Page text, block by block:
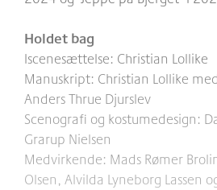
Holdet bag
Iscenesættelse: Christian Lollike
Manuskript: Christian Lollike
Anders Thrue Djurslev
Scenografi og kostumedesign:
Grarup Nielsen
Medvirkende: Mads Rømer
Olsen, Alvilda Lyneborg Lassen